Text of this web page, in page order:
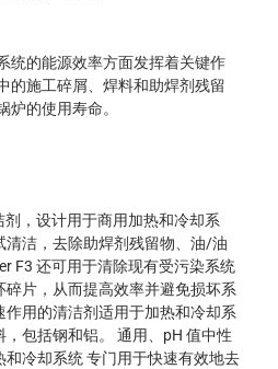
统的能源效率方面发挥着关键作
的施工碎屑、焊料和助焊剂残留
炉的使用寿命。
剂，设计用于商用加热和冷却系
清洁，去除助焊剂残留物、油/油
F3 还可用于清除现有受污染系统
片，从而提高效率并避免损坏系
用的清洁剂适用于加热和冷却系
包括钢和铝。 通用、pH 值中性
冷却系统 专门用于快速有效地去